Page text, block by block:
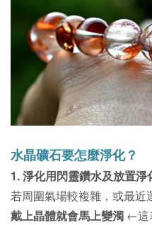
水晶礦石要怎麼淨化？
1. 淨化用閃靈鑽水及放置淨
若周圍氣場較複雜，或最
戴上晶體就會馬上變濁 ←這